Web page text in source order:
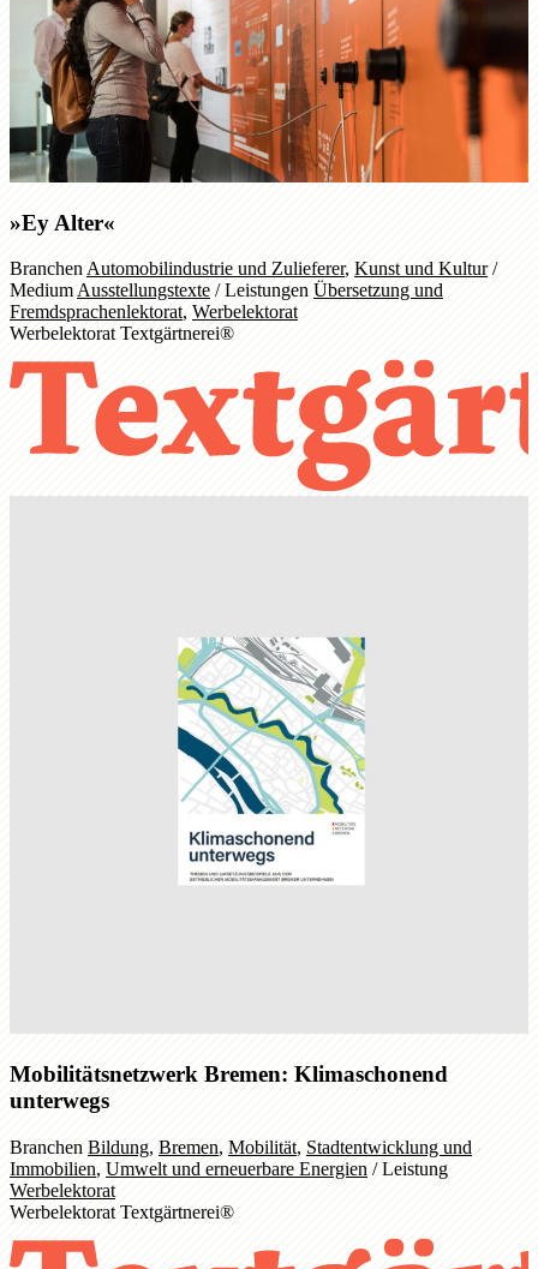
»Ey Alter«
BranchenAutomobilindustrie und Zulieferer,Kunst und Kultur/
MediumAusstellungstexte/LeistungenÜbersetzung und
Fremdsprachenlektorat,Werbelektorat
Werbelektorat Textgärtnerei®
Mobilitätsnetzwerk Bremen: Klimaschonend
unterwegs
BranchenBildung,Bremen,Mobilität,Stadtentwicklung und
Immobilien,Umwelt und erneuerbare Energien/Leistung
Werbelektorat
Werbelektorat Textgärtnerei®